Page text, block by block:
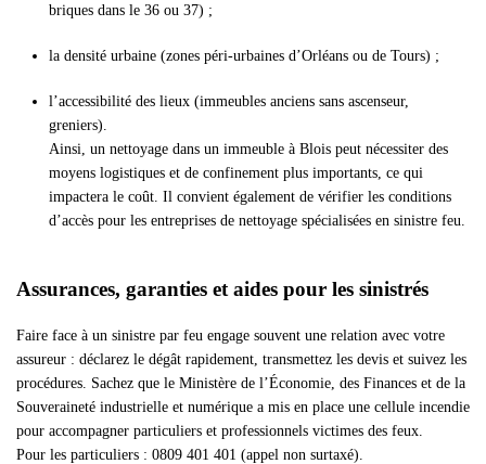
briques dans le 36 ou 37) ;
la densité urbaine (zones péri-urbaines d’Orléans ou de Tours) ;
l’accessibilité des lieux (immeubles anciens sans ascenseur,
greniers).
Ainsi, un nettoyage dans un immeuble à Blois peut nécessiter des
moyens logistiques et de confinement plus importants, ce qui
impactera le coût. Il convient également de vérifier les conditions
d’accès pour les entreprises de nettoyage spécialisées en sinistre feu.
Assurances, garanties et aides pour les sinistrés
Faire face à un sinistre par feu engage souvent une relation avec votre
assureur : déclarez le dégât rapidement, transmettez les devis et suivez les
procédures. Sachez que le Ministère de l’Économie, des Finances et de la
Souveraineté industrielle et numérique a mis en place une cellule incendie
pour accompagner particuliers et professionnels victimes des feux.
Pour les particuliers : 0809 401 401 (appel non surtaxé).